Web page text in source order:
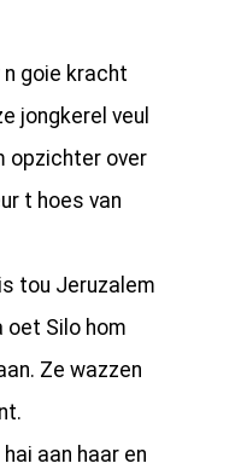
goie kracht
jongkerel veul
opzichter over
t hoes van
tou Jeruzalem
oet Silo hom
Ze wazzen
aan haar en